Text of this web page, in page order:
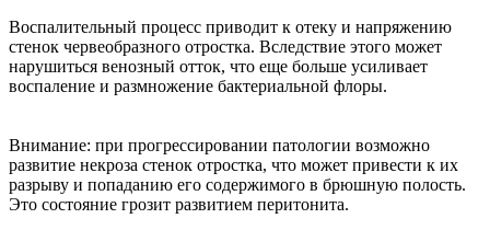
Воспалительный процесс приводит к отеку и напряжению
стенок червеобразного отростка. Вследствие этого может
нарушиться венозный отток, что еще больше усиливает
воспаление и размножение бактериальной флоры.
Внимание: при прогрессировании патологии возможно
развитие некроза стенок отростка, что может привести к их
разрыву и попаданию его содержимого в брюшную полость.
Это состояние грозит развитием перитонита.